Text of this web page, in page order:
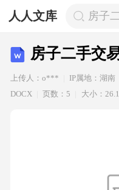
人人文库 房子
房子二手交
上传人：o*** IP属地：湖南
DOCX
页数：5 大小：